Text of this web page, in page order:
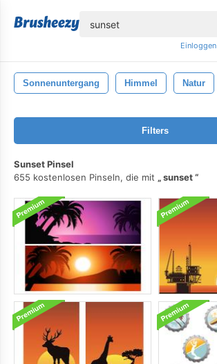
Einloggen
Sonnenuntergang Himmel Natur
Filters
Sunset Pinsel
655 kostenlosen Pinseln, die mit
sunset